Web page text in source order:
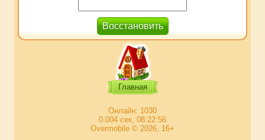
Главная
Онлайн: 1030
0.004 сек, 08:22:56
Overmobile © 2026, 16+